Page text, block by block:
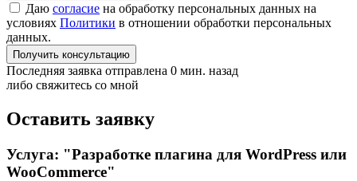
Даю согласие на обработку персональных данных на
условиях Политики в отношении обработки персональных
данных.
Получить консультацию
Последняя заявка отправлена 0 мин. назад
либо свяжитесь со мной
Оставить заявку
Услуга: "Разработке плагина для WordPress или
WooCommerce"